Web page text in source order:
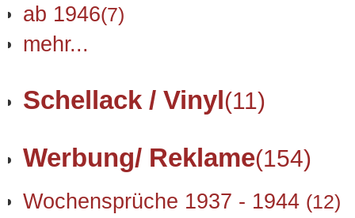
ab 1946(7)
mehr...
Schellack / Vinyl(11)
Werbung/ Reklame(154)
Wochensprüche 1937 - 1944 (12)